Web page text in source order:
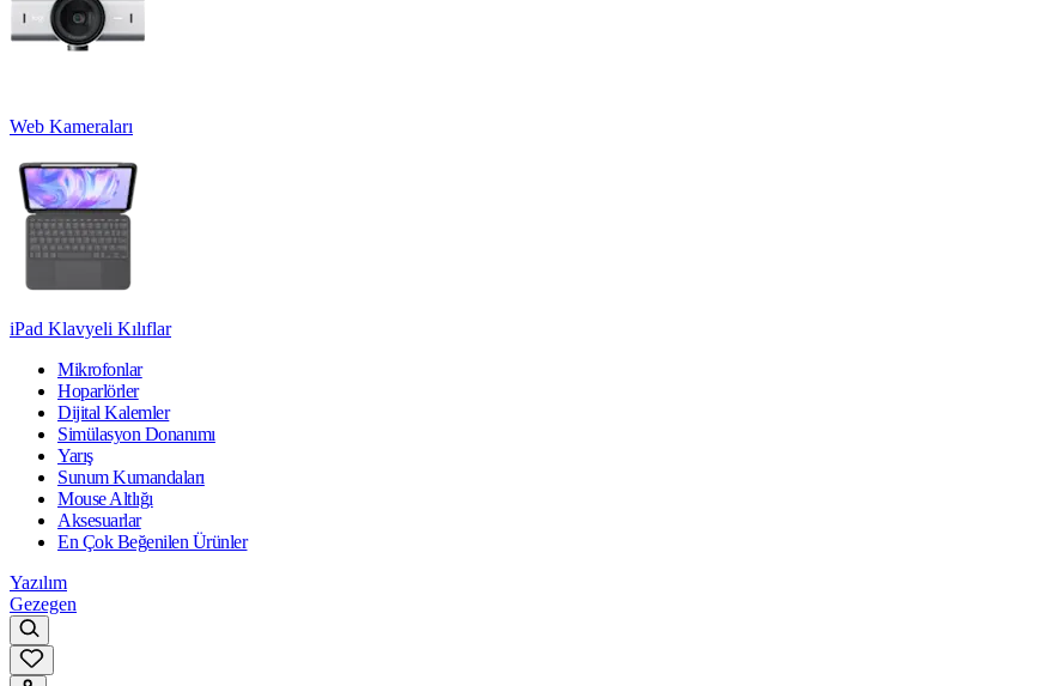
Web Kameraları
iPad Klavyeli Kılıflar
Mikrofonlar
Hoparlörler
Dijital Kalemler
Simülasyon Donanımı
Yarış
Sunum Kumandaları
Mouse Altlığı
Aksesuarlar
En Çok Beğenilen Ürünler
Yazılım
Gezegen